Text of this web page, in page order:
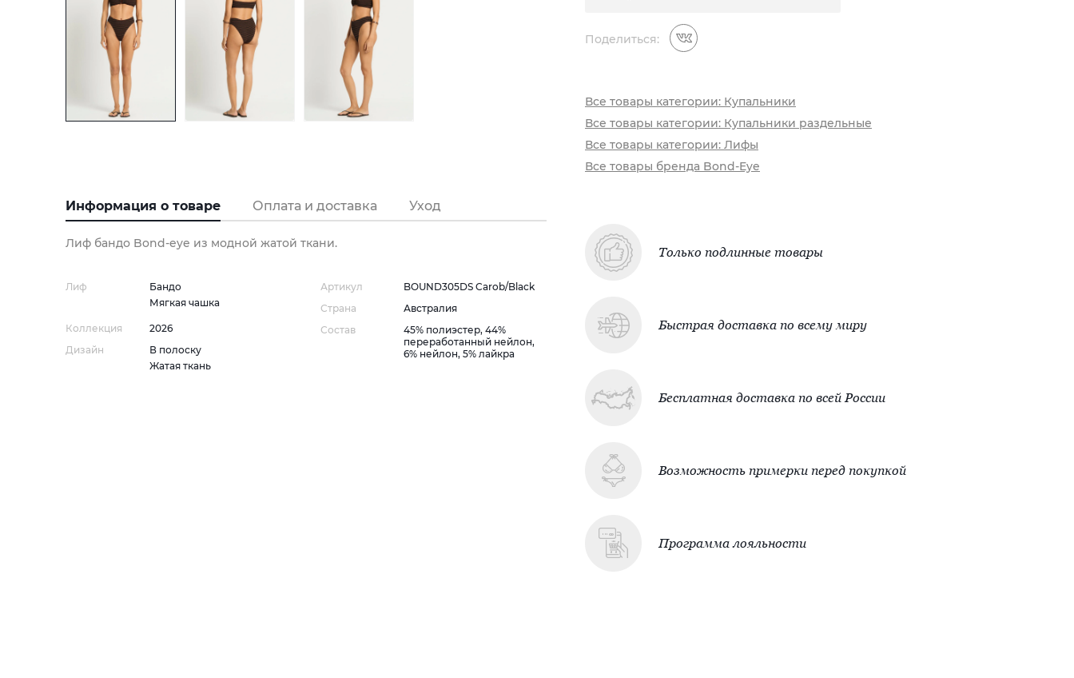
Информация о товаре Оплата и доставка Уход
Лиф бандо Bond-eye из модной жатой ткани.
Лиф
Бандо
Мягкая чашка
Коллекция
2026
Дизайн
В полоску
Жатая ткань
Артикул
BOUND305DS Carob/Black
Страна
Австралия
Состав
45% полиэстер, 44%
переработанный нейлон,
6% нейлон, 5% лайкра
Поделиться:
Все товары категории: Купальники
Все товары категории: Купальники раздельные
Все товары категории: Лифы
Все товары бренда Bond-Eye
Только подлинные товары
Быстрая доставка по всему миру
Бесплатная доставка по всей России
Возможность примерки перед покупкой
Программа лояльности